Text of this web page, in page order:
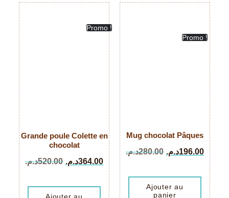
Promo !
Grande poule Colette en
chocolat
520.00د.م. 364.00د.م.
Promo !
Mug chocolat Pâques
280.00د.م. 196.00د.م.
Ajouter au
panier